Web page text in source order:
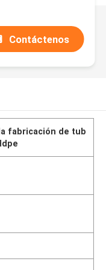
Contáctenos
fabricación de tub